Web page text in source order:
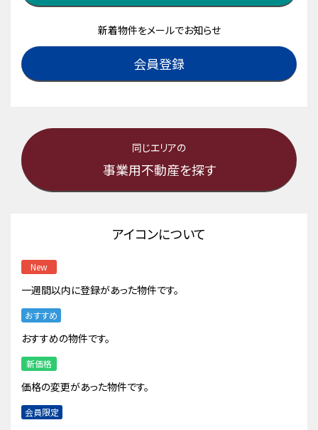
新着物件をメールでお知らせ
会員登録
同じエリアの
事業用不動産を探す
アイコンについて
New
一週間以内に登録があった物件です。
おすすめ
おすすめの物件です。
新価格
価格の変更があった物件です。
会員限定